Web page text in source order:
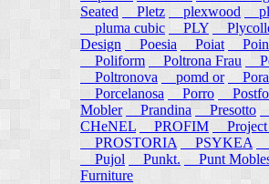
Seated
Pletz plexwood
pluma cubic
PLY
Design
Poesia Poiat
Poliform
Poltrona Frau
Poltronova
pomd or
Porcelanosa
Porro
Mobler
Prandina Presotto
CHeNEL
PROFIM Project
PROSTORIA
PSYKEA
Pujol
Punkt. Punt
Furniture